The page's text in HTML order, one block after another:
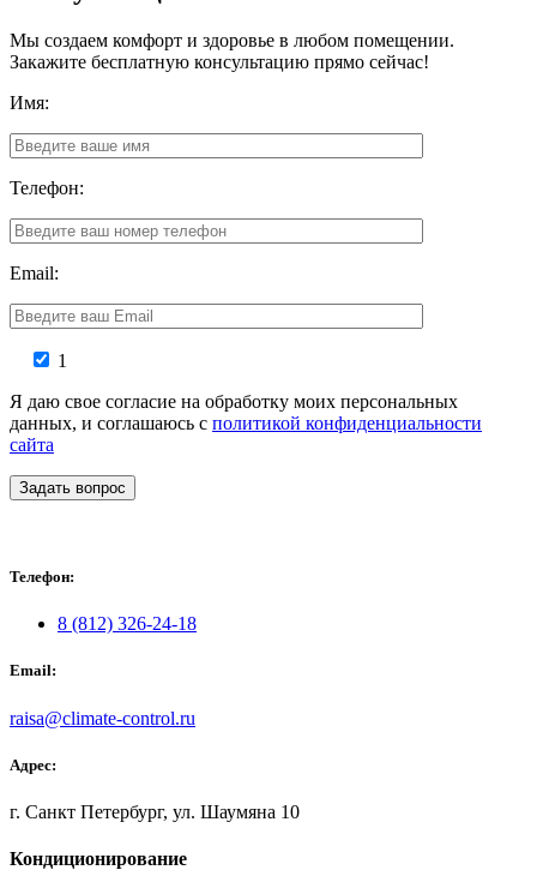
Мы создаем комфорт и здоровье в любом помещении.
Закажите бесплатную консультацию прямо сейчас!
Имя:
Телефон:
Email:
1
Я даю свое согласие на обработку моих персональных
данных, и соглашаюсь с политикой конфиденциальности
сайта
Задать вопрос
Телефон:
8 (812) 326-24-18
Email:
raisa@climate-control.ru
Адрес:
г. Санкт Петербург, ул. Шаумяна 10
Кондиционирование